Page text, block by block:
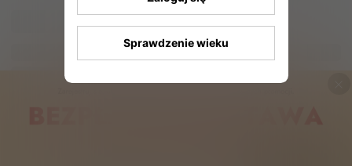
Sprawdzenie wieku